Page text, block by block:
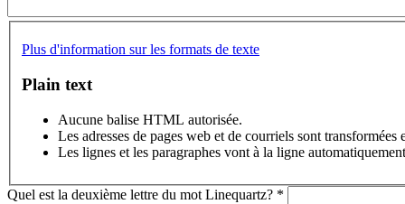
Plus d'information sur les formats de texte
Plain text
Aucune balise HTML autorisée.
Les adresses de pages web et de courriels sont transformées
Les lignes et les paragraphes vont à la ligne
Quel est la deuxième lettre du mot Linequartz? *